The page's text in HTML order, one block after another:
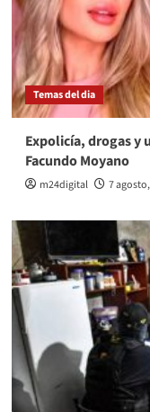
Temas del dia
Expolicía, drogas y
Facundo Moyano
m24digital 7